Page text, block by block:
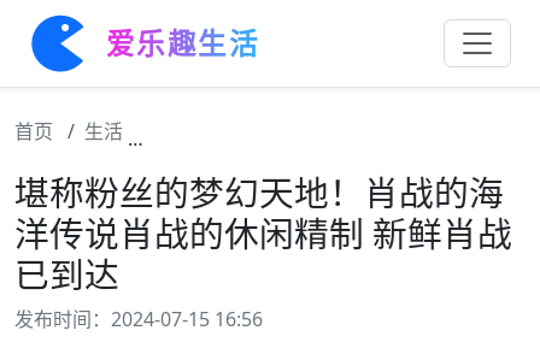
爱乐趣生活
首页 生活
堪称粉丝的梦幻天地！肖战的海
洋传说肖战的休闲精制 新鲜肖战
已到达
发布时间：2024-07-15 16:56